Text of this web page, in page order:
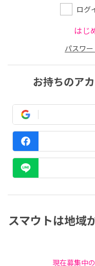
ログ
はじ
パスワ
お持ちのア
スマウトは地域
現在募集中